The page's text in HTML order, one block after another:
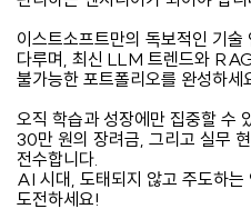
이스트소프트만의 독보적인 기
다루며, 최신 LLM 트렌드와
불가능한 포트폴리오를 완성하세
오직 학습과 성장에만 집중할 수
30만 원의 장려금, 그리고 실무
전수합니다.
AI 시대, 도태되지 않고 주도하는
도전하세요!